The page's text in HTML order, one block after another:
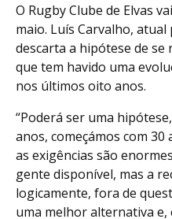
O Rugby Clube de Elvas
maio. Luís Carvalho,
descarta a hipótese de
que tem havido uma
nos últimos oito anos.
“Poderá ser uma
anos, começámos com 30
as exigências são
gente disponível, mas a
logicamente, fora de
uma melhor alternativa e,